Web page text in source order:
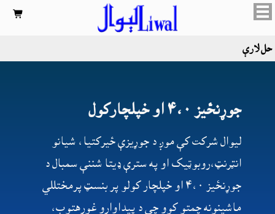

حل لارې
جوړنځيز ۴،۰ او خپلچارکول
لیوال شرکت کې موږ د جوړيزې ځيرکتيا،‌ شيانو
انټرنټ،‌روبوټیک او په سترې ډيتا شننې سمبال د
جوړنځيز ۴،۰ او خپلچار کولو پر بنسټ پرمختللي
ماشینونه چمتو کوو چې د پيداوارو غورهتوب،